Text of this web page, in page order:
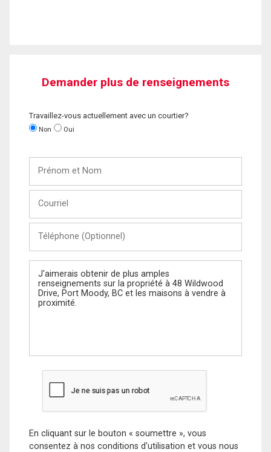
Demander plus de renseignements
Travaillez-vous actuellement avec un courtier?
Non Oui
Nom
(Optionnel)
Message
En cliquant sur le bouton « soumettre », vous
consentez à nos conditions d'utilisation et vous nous